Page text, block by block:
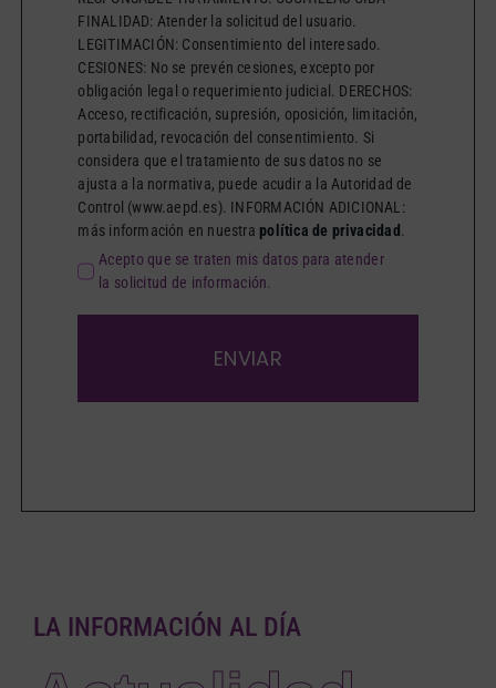
FINALIDAD: Atender la solicitud del usuario.
LEGITIMACIÓN: Consentimiento del interesado.
CESIONES: No se prevén cesiones, excepto por
obligación legal o requerimiento judicial. DERECHOS:
Acceso, rectificación, supresión, oposición, limitación,
portabilidad, revocación del consentimiento. Si
considera que el tratamiento de sus datos no se
ajusta a la normativa, puede acudir a la Autoridad de
Control (www.aepd.es). INFORMACIÓN ADICIONAL:
más información en nuestra política de privacidad
Acepto que se traten mis datos para atender
la solicitud de información.
ENVIAR
LA INFORMACIÓN AL DÍA